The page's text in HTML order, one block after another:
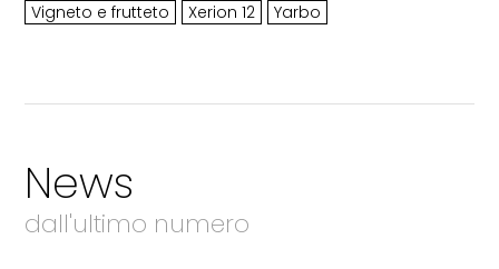
Vigneto e frutteto
Xerion 12 Yarbo
News
dall'ultimo numero